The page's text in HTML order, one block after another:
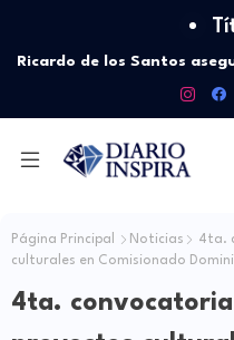
Ricardo de los Santos
proceso interno para
Atletismo, judo y esquí
República
Página Principal Noticias
4ta.
culturales en Comisionado
4ta.